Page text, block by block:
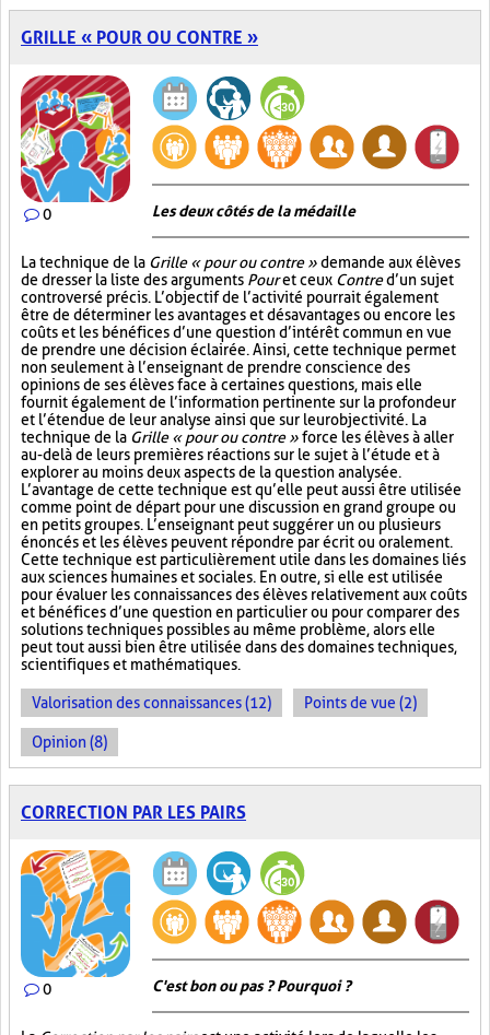
GRILLE « POUR OU CONTRE »
0 Les deux côtés de la médaille
La technique de la Grille « pour ou contre »demande aux élèves
de dresser la liste des arguments Pouret ceux Contred’un sujet
controversé précis. L’objectif de l’activité pourrait également
être de déterminer les avantages et désavantages ou encore les
coûts et les bénéfices d’une question d’intérêt commun en vue
de prendre une décision éclairée. Ainsi, cette technique permet
non seulement à l’enseignant de prendre conscience des
opinions de ses élèves face à certaines questions, mais elle
fournit également de l’information pertinente sur la profondeur
et l’étendue de leur analyse ainsi que sur leur objectivité. La
technique de la Grille « pour ou contre »force les élèves à aller
au-delà de leurs premières réactions sur le sujet à l’étude et à
explorer au moins deux aspects de la question analysée.
L’avantage de cette technique est qu’elle peut aussi être utilisée
comme point de départ pour une discussion en grand groupe ou
en petits groupes. L’enseignant peut suggérer un ou plusieurs
énoncés et les élèves peuvent répondre par écrit ou oralement.
Cette technique est particulièrement utile dans les domaines liés
aux sciences humaines et sociales. En outre, si elle est utilisée
pour évaluer les connaissances des élèves relativement aux coûts
et bénéfices d’une question en particulier ou pour comparer des
solutions techniques possibles au même problème, alors elle
peut tout aussi bien être utilisée dans des domaines techniques,
scientifiques et mathématiques.
Valorisation des connaissances (12) Points de vue (2)
Opinion (8)
CORRECTION PAR LES PAIRS
0 C'est bon ou pas ? Pourquoi ?